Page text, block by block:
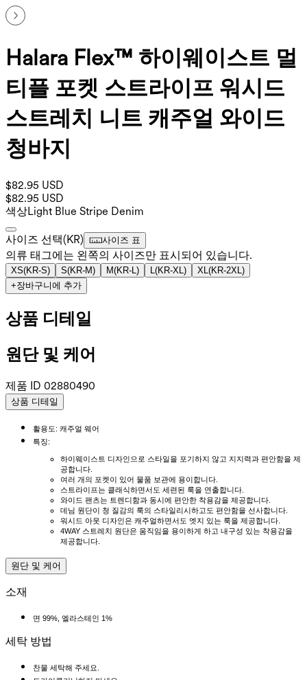
Halara Flex™ 하이웨이스트 멀
티플 포켓 스트라이프 워시드
스트레치 니트 캐주얼 와이드
청바지
$82.95 USD
$82.95 USD
색상Light Blue Stripe Denim
사이즈 선택(KR) 사이즈 표
의류 태그에는 왼쪽의 사이즈만 표시되어 있습니다.
XS(KR-S) S(KR-M) M(KR-L) L(KR-XL) XL(KR-2XL)
+장바구니에 추가
상품 디테일
원단 및 케어
제품 ID 02880490
상품 디테일
활용도: 캐주얼 웨어
특징:
하이웨이스트 디자인으로 스타일을 포기하지 않고 지지력과 편안함을 제
공합니다.
여러 개의 포켓이 있어 물품 보관에 용이합니다.
스트라이프는 클래식하면서도 세련된 룩을 연출합니다.
와이드 팬츠는 트렌디함과 동시에 편안한 착용감을 제공합니다.
데님 원단이 청 질감의 룩의 스타일리시하고도 편안함을 선사합니다.
워시드 아웃 디자인은 캐주얼하면서도 엣지 있는 룩을 제공합니다.
4WAY 스트레치 원단은 움직임을 용이하게 하고 내구성 있는 착용감을
제공합니다.
원단 및 케어
소재
면 99%, 엘라스테인 1%
세탁 방법
찬물 세탁해 주세요.